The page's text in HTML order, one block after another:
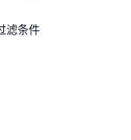
滤条件